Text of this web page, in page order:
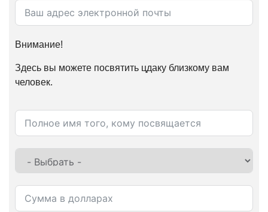
Внимание!
Здесь вы можете посвятить цдаку близкому вам
человек.